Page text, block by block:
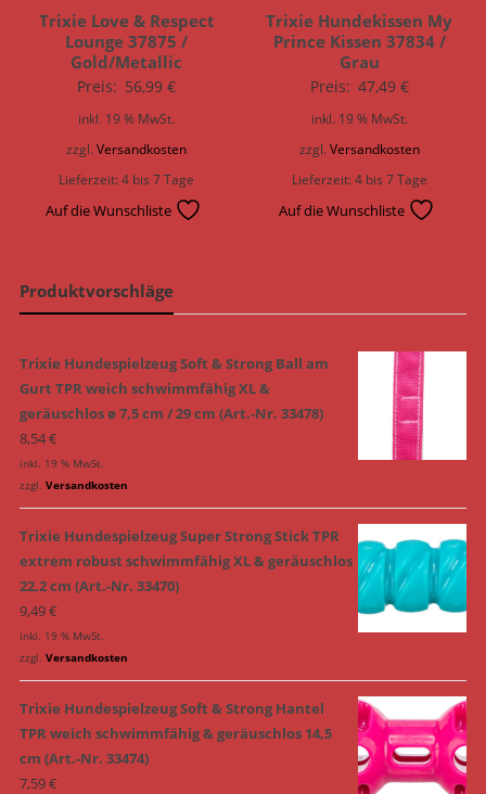
Trixie Love & Respect
Lounge 37875 /
Gold/Metallic
Preis: 56,99€
inkl. 19 % MwSt.
zzgl.Versandkosten
Lieferzeit:4 bis 7 Tage
Auf die Wunschliste
Trixie Hundekissen My
Prince Kissen 37834 /
Grau
Preis: 47,49 €
inkl. 19 % MwSt.
zzgl. Versandkosten
Lieferzeit:4 bis 7 Tage
Auf die Wunschliste
Produktvorschläge
Trixie Hundespielzeug Soft & Strong Ball am
Gurt TPR weich schwimmfähig XL &
geräuschlos ø 7,5 cm / 29 cm (Art.-Nr. 33478)
8,54€
inkl. 19 % MwSt.
zzgl. Versandkosten
Trixie Hundespielzeug Super Strong Stick TPR
extrem robust schwimmfähig XL & geräuschlos
22,2 cm (Art.-Nr. 33470)
9,49€
inkl. 19 % MwSt.
zzgl. Versandkosten
Trixie Hundespielzeug Soft & Strong Hantel
TPR weich schwimmfähig & geräuschlos 14,5
cm (Art.-Nr. 33474)
7,59€